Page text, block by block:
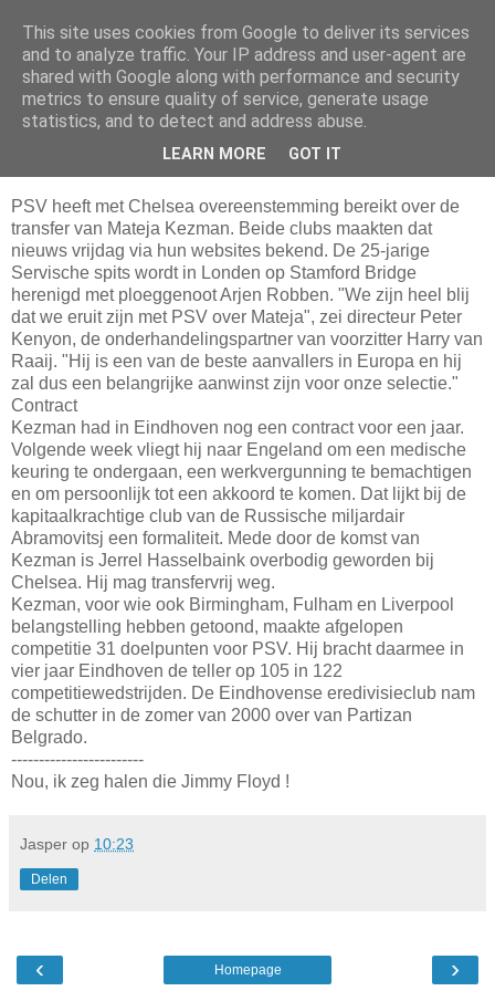
Da_Blog
You don't put a bumpersticker on a Bentley
zaterdag, juli 03, 2004
PSV heeft met Chelsea overeenstemming bereikt over de
transfer van Mateja Kezman. Beide clubs maakten dat
nieuws vrijdag via hun websites bekend. De 25-jarige
Servische spits wordt in Londen op Stamford Bridge
herenigd met ploeggenoot Arjen Robben. "We zijn heel blij
dat we eruit zijn met PSV over Mateja", zei directeur Peter
Kenyon, de onderhandelingspartner van voorzitter Harry van
Raaij. "Hij is een van de beste aanvallers in Europa en hij
zal dus een belangrijke aanwinst zijn voor onze selectie."
Contract
Kezman had in Eindhoven nog een contract voor een jaar.
Volgende week vliegt hij naar Engeland om een medische
keuring te ondergaan, een werkvergunning te bemachtigen
en om persoonlijk tot een akkoord te komen. Dat lijkt bij de
kapitaalkrachtige club van de Russische miljardair
Abramovitsj een formaliteit. Mede door de komst van
Kezman is Jerrel Hasselbaink overbodig geworden bij
Chelsea. Hij mag transfervrij weg.
Kezman, voor wie ook Birmingham, Fulham en Liverpool
belangstelling hebben getoond, maakte afgelopen
competitie 31 doelpunten voor PSV. Hij bracht daarmee in
vier jaar Eindhoven de teller op 105 in 122
competitiewedstrijden. De Eindhovense eredivisieclub nam
de schutter in de zomer van 2000 over van Partizan
Belgrado.
------------------------
Nou, ik zeg halen die Jimmy Floyd !
Jasper op 10:23
Delen
‹ ›
Homepage
This site uses cookies from Google to deliver its services
and to analyze traffic. Your IP address and user-agent are
shared with Google along with performance and security
metrics to ensure quality of service, generate usage
statistics, and to detect and address abuse.
LEARN MORE GOT IT